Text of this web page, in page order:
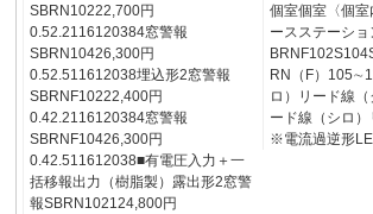
SBRN10222,700円
0.52.2116120384窓警報
SBRN10426,300円
0.52.511612038埋込形2窓警報
SBRNF10222,400円
0.42.2116120384窓警報
SBRNF10426,300円
0.42.511612038■有電圧入力＋一
括移報出力（樹脂製）露出形2窓警
報SBRN102124,800円
個室個室〈個
ースステーシ
RN（F）
ロ）リード線
ード線（シロ）
※電流過逆形